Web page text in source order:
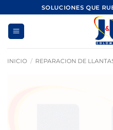
al
contenido
SOLUCIONES QUE
INICIO / REPARACION DE